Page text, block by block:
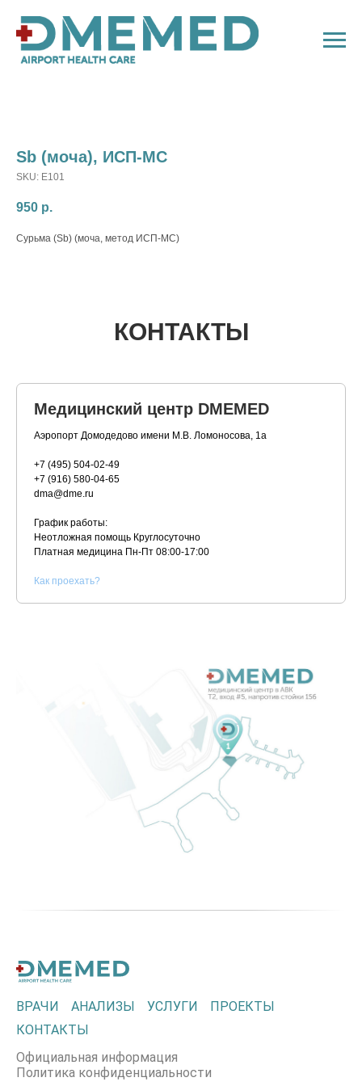
Sb (моча), ИСП-МC
SKU: E101
950 р.
Сурьма (Sb) (моча, метод ИСП-МС)
КОНТАКТЫ
Медицинский центр DMEMED
Аэропорт Домодедово имени М.В. Ломоносова, 1а
+7 (495) 504-02-49
+7 (916) 580-04-65
dma@dme.ru
График работы:
Неотложная помощь Круглосуточно
Платная медицина Пн-Пт 08:00-17:00
Как проехать?
ВРАЧИ АНАЛИЗЫ УСЛУГИ
ПРОЕКТЫ
КОНТАКТЫ
Официальная информация
Политика конфиденциальности